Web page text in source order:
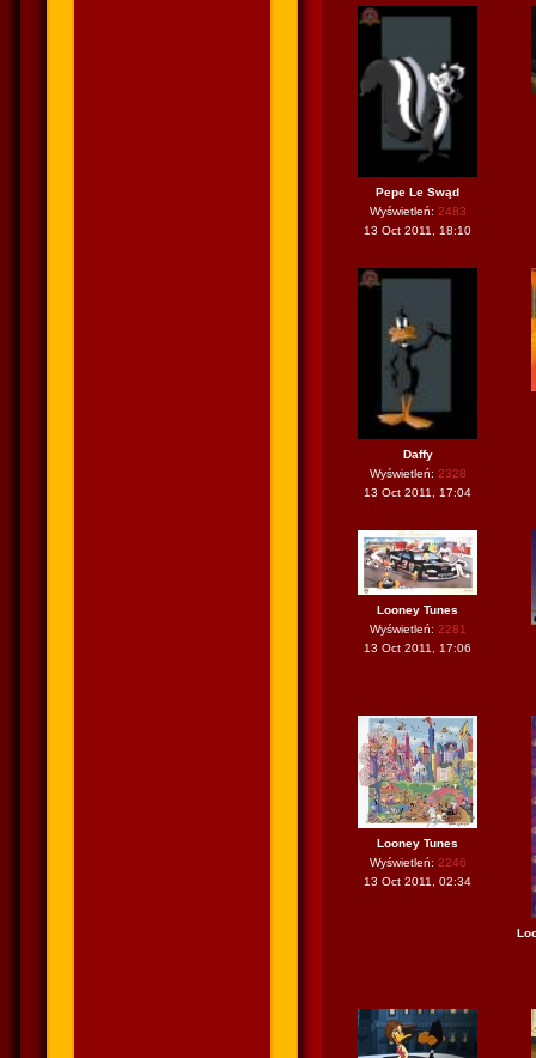
Pepe Le Swąd
Wyświetleń: 2483
13 Oct 2011, 18:10
Daffy
Wyświetleń: 2328
13 Oct 2011, 17:04
Looney Tunes
Wyświetleń: 2281
13 Oct 2011, 17:06
Looney Tunes
Wyświetleń: 2246
13 Oct 2011, 02:34